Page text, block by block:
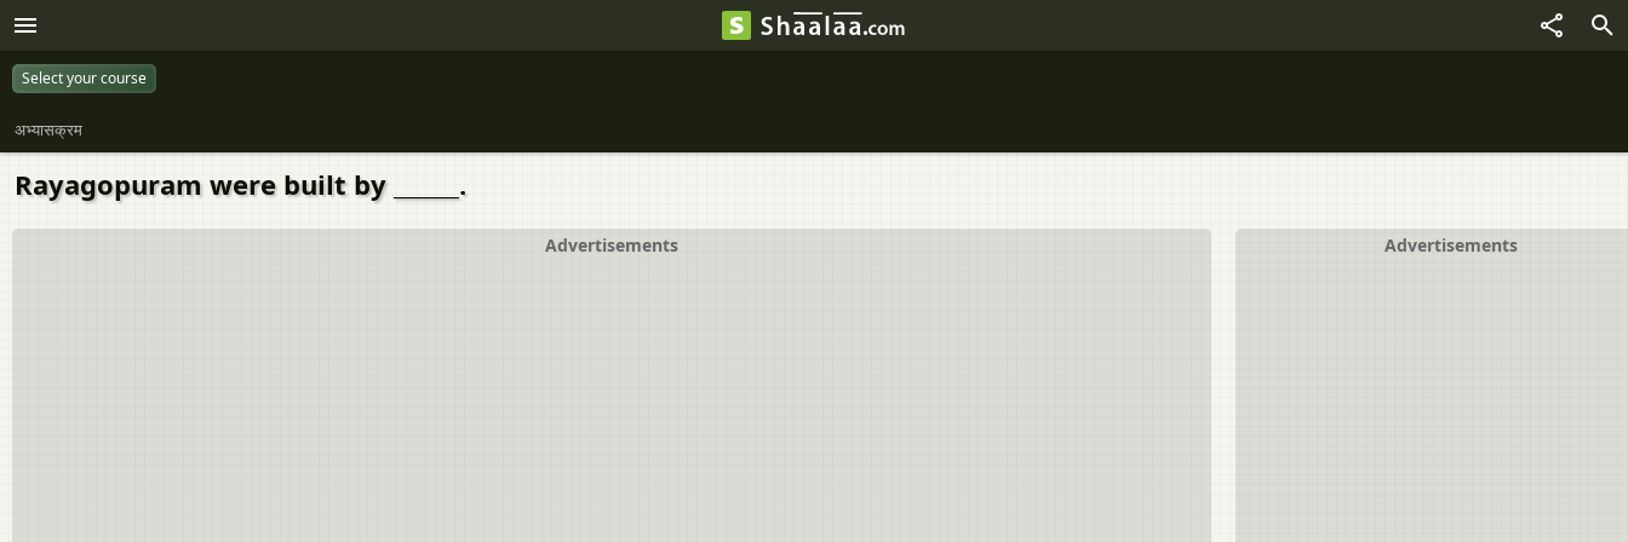
Select your course
अभ्यासक्रम
Rayagopuram were built by ______.
Advertisements
Advertisements